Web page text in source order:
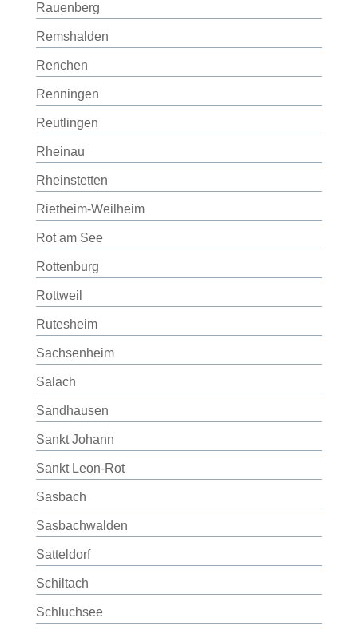
Rauenberg
Remshalden
Renchen
Renningen
Reutlingen
Rheinau
Rheinstetten
Rietheim-Weilheim
Rot am See
Rottenburg
Rottweil
Rutesheim
Sachsenheim
Salach
Sandhausen
Sankt Johann
Sankt Leon-Rot
Sasbach
Sasbachwalden
Satteldorf
Schiltach
Schluchsee